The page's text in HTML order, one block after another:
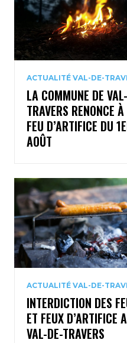
ACTUALITÉ VAL-DE-
LA COMMUNE DE
TRAVERS RENONCE
FEU D’ARTIFICE DU
AOÛT
ACTUALITÉ VAL-DE-
INTERDICTION DES
ET FEUX D’ARTIFICE
VAL-DE-TRAVERS